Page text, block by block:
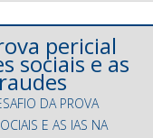
pericial
sociais e as
DA PROVA
E AS IAS NA